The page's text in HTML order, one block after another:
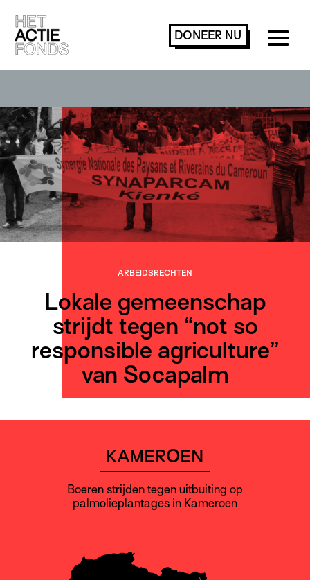
DONEER NU
ARBEIDS­­RECHTEN
Lokale gemeenschap
strijdt tegen “not so
responsible agriculture”
van Socapalm
KAMEROEN
Boeren strijden tegen uitbuiting op
palmolieplantages in Kameroen